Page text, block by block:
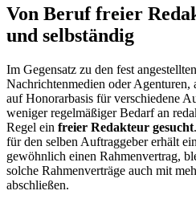
Von Beruf freier
und selbständig
Im Gegensatz zu den fest angestellten
Nachrichtenmedien oder Agenturen,
auf Honorarbasis für verschiedene
weniger regelmäßiger Bedarf an
Regel ein freier Redakteur gesucht
für den selben Auftraggeber erhält ein
gewöhnlich einen Rahmenvertrag,
solche Rahmenverträge auch mit
abschließen.